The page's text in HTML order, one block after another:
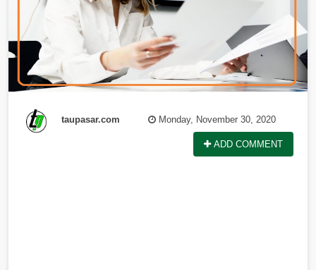
taupasar.com Monday, November 30, 2020
ADD COMMENT